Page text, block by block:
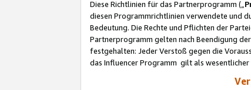
Diese Richtlinien für das Partnerprogramm („
diesen Programmrichtlinien verwendete und
Bedeutung. Die Rechte und Pflichten der
Partnerprogramm gelten nach Beendigung
festgehalten: Jeder Verstoß gegen die
das Influencer Programm gilt als